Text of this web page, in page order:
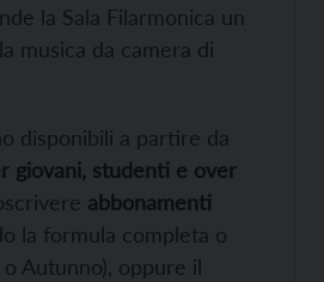
la Sala Filarmonica un
musica da camera di
disponibili a partire da
giovani, studenti e over
abbonamenti
la formula completa o
Autunno), oppure il